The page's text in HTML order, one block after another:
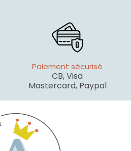
Paiement sécurisé
CB, Visa
Mastercard, Paypal